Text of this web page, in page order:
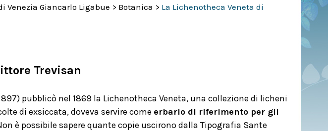
Venezia Giancarlo Ligabue > Botanica > La Lichenotheca Veneta di
Trevisan
pubblicò nel 1869 la Lichenotheca Veneta, una collezione di licheni
di exsiccata, doveva servire come erbario di riferimento per gli
è possibile sapere quante copie uscirono dalla Tipografia Sante